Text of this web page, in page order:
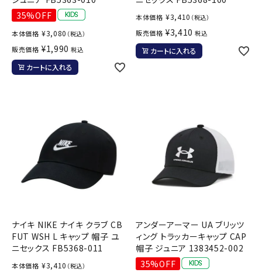
35%OFF
本体価格 ¥3,080 （税込）
販売価格 ¥1,990 税込
カートに入れる
本体価格 ¥3,410 （税込）
販売価格 ¥3,410 税込
カートに入れる
ナイキ NIKE ナイキ クラブ CB
FUT WSH L キャップ 帽子 ユ
ニセックス FB5368-011
本体価格 ¥3,410 （税込）
アンダーアーマー UA ブリッツ
ィング トラッカーキャップ CAP
帽子 ジュニア 1383452-002
35%OFF